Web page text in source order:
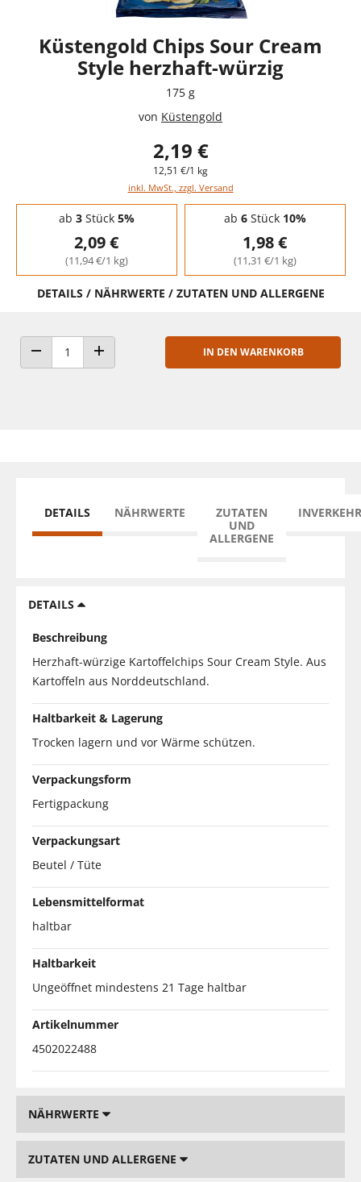
Küstengold Chips Sour Cream
Style herzhaft-würzig
175 g
von Küstengold
2,19 €
12,51 €/1 kg
inkl. MwSt., zzgl. Versand
Staffelpreise - Mengenrabatt
ab 3Stück 5%
2,09 €
(11,94 €/1 kg)
ab 6Stück 10%
1,98 €
(11,31 €/1 kg)
DETAILS / NÄHRWERTE / ZUTATEN UND ALLERGENE
ANZAHL VERRINGERNANZAHL ERHÖHEN
IN DEN WARENKORB
DETAILS NÄHRWERTE
ZUTATEN
UND
ALLERGENE
DETAILS
Beschreibung
Herzhaft-würzige Kartoffelchips Sour Cream Style. Aus
Kartoffeln aus Norddeutschland.
Haltbarkeit & Lagerung
Trocken lagern und vor Wärme schützen.
Verpackungsform
Fertigpackung
Verpackungsart
Beutel / Tüte
Lebensmittelformat
haltbar
Haltbarkeit
Ungeöffnet mindestens 21 Tage haltbar
Artikelnummer
4502022488
NÄHRWERTE
ZUTATEN UND ALLERGENE